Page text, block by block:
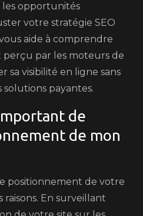
les opportunités
votre stratégie SEO
aide à comprendre
par les moteurs de
sa visibilité en ligne sans
solutions payantes.
de
de mon
positionnement de votre
En surveillant